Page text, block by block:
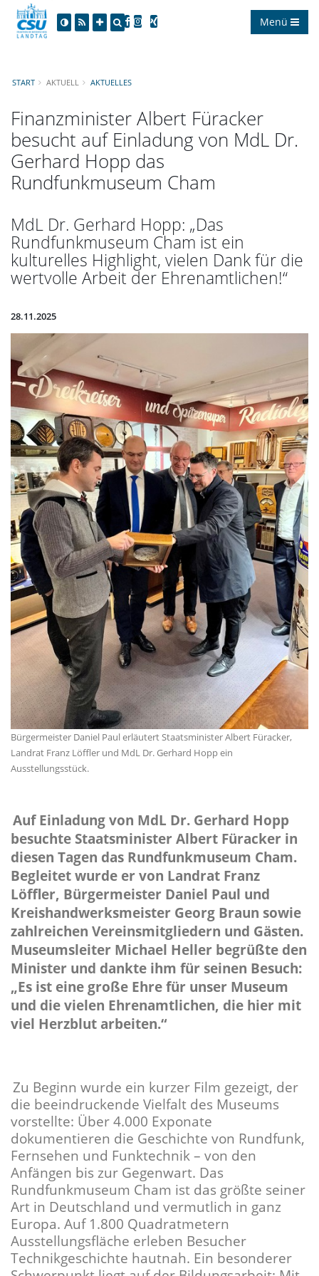
Menü
START AKTUELL AKTUELLES
Finanzminister Albert Füracker
besucht auf Einladung von MdL Dr.
Gerhard Hopp das
Rundfunkmuseum Cham
MdL Dr. Gerhard Hopp: „Das
Rundfunkmuseum Cham ist ein
kulturelles Highlight, vielen Dank für die
wertvolle Arbeit der Ehrenamtlichen!“
28.11.2025
Bürgermeister Daniel Paul erläutert Staatsminister Albert Füracker,
Landrat Franz Löffler und MdL Dr. Gerhard Hopp ein
Ausstellungsstück.
Auf Einladung von MdL Dr. Gerhard Hopp
besuchte Staatsminister Albert Füracker in
diesen Tagen das Rundfunkmuseum Cham.
Begleitet wurde er von Landrat Franz
Löffler, Bürgermeister Daniel Paul und
Kreishandwerksmeister Georg Braun sowie
zahlreichen Vereinsmitgliedern und Gästen.
Museumsleiter Michael Heller begrüßte den
Minister und dankte ihm für seinen Besuch:
Es ist eine große Ehre für unser Museum
und die vielen Ehrenamtlichen, die hier mit
viel Herzblut arbeiten.“
Zu Beginn wurde ein kurzer Film gezeigt, der
die beeindruckende Vielfalt des Museums
vorstellte: Über 4.000 Exponate
dokumentieren die Geschichte von Rundfunk,
Fernsehen und Funktechnik – von den
Anfängen bis zur Gegenwart. Das
Rundfunkmuseum Cham ist das größte seiner
Art in Deutschland und vermutlich in ganz
Europa. Auf 1.800 Quadratmetern
Ausstellungsfläche erleben Besucher
Technikgeschichte hautnah. Ein besonderer